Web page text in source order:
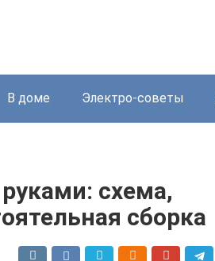
В доме Электро-советы
схема,
сборка